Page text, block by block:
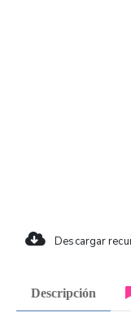
Descargar
Descripción